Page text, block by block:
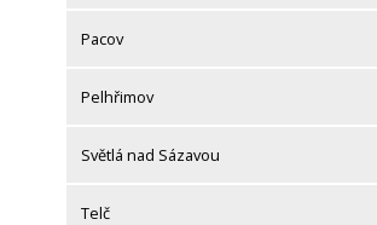
Pacov
Pelhřimov
Světlá nad Sázavou
Telč